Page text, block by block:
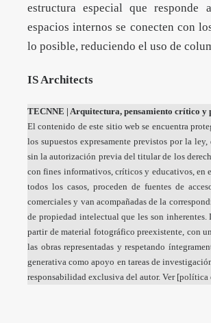
estructura especial que
espacios internos se conecten con
lo posible, reduciendo el uso de
IS Architects
TECNNE | Arquitectura, pensamiento crítico
El contenido de este sitio web se encuentra
los supuestos expresamente previstos por la
sin la autorización previa del titular de los
con fines informativos, críticos y educativos, en
todos los casos, proceden de fuentes de
comerciales y van acompañadas de la
de propiedad intelectual que les son
partir de material fotográfico preexistente, con
las obras representadas y respetando
generativa como apoyo en tareas de
responsabilidad exclusiva del autor. Ver [política